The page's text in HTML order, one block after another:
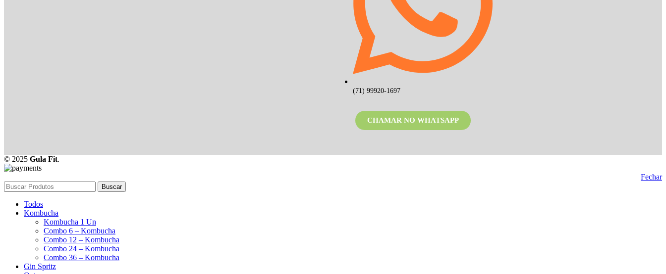
(71) 99920-1697
CHAMAR NO WHATSAPP
© 2025 Gula Fit.
Fechar
Buscar
Todos
Kombucha
Kombucha 1 Un
Combo 6 – Kombucha
Combo 12 – Kombucha
Combo 24 – Kombucha
Combo 36 – Kombucha
Gin Spritz